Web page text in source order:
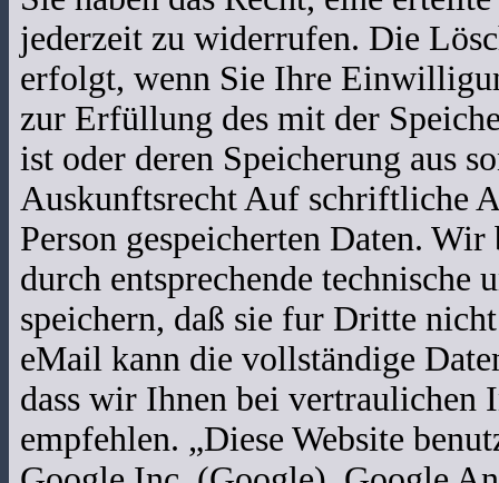
jederzeit zu widerrufen. Die
erfolgt, wenn Sie Ihre
zur Erfüllung des mit der
ist oder deren Speicherung aus
Auskunftsrecht Auf schriftliche
Person gespeicherten Daten.
durch entsprechende technische
speichern, daß sie fur Dritte
eMail kann die vollständige
dass wir Ihnen bei vertraulichen
empfehlen. „Diese Website